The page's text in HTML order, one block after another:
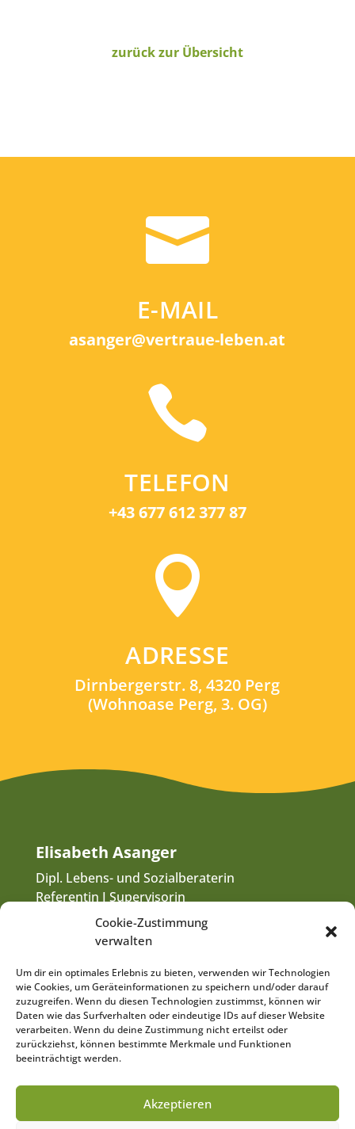
Cookie-Zustimmung
verwalten
Um dir ein optimales Erlebnis zu bieten, verwenden wir Technologien
wie Cookies, um Geräteinformationen zu speichern und/oder darauf
zuzugreifen. Wenn du diesen Technologien zustimmst, können wir
Daten wie das Surfverhalten oder eindeutige IDs auf dieser Website
verarbeiten. Wenn du deine Zustimmung nicht erteilst oder
zurückziehst, können bestimmte Merkmale und Funktionen
beeinträchtigt werden.
Akzeptieren
zurück zur Übersicht

E-MAIL
asanger@vertraue-leben.at

TELEFON
+43 677 612 377 87

ADRESSE
Dirnbergerstr. 8, 4320 Perg
(Wohnoase Perg, 3. OG)
Elisabeth Asanger
Dipl. Lebens- und Sozialberaterin
Referentin I Supervisorin
Elternbildnerin I Safe-Familien-Mentorin
Psychosoziale Beratung